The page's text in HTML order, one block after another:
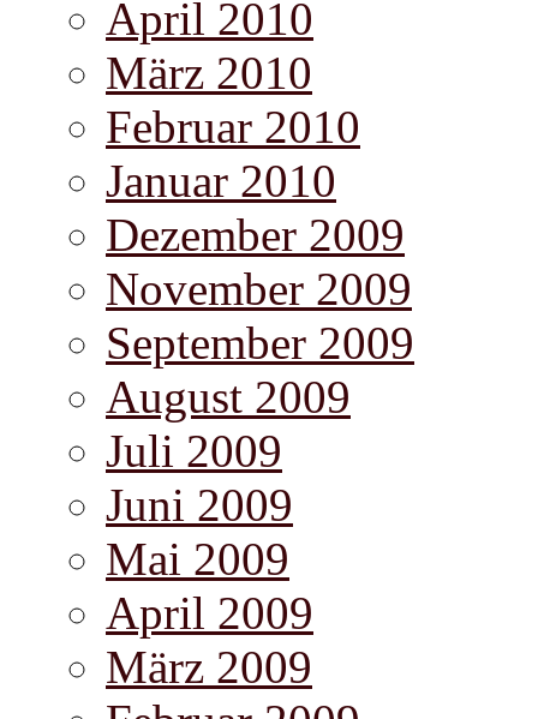
April 2010
März 2010
Februar 2010
Januar 2010
Dezember 2009
November 2009
September 2009
August 2009
Juli 2009
Juni 2009
Mai 2009
April 2009
März 2009